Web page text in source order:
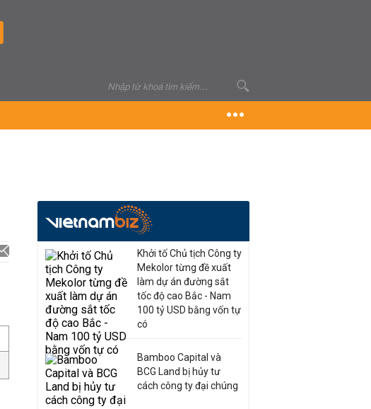
Khởi tố Chủ tịch Công ty
Mekolor từng đề xuất
làm dự án đường sắt
tốc độ cao Bắc - Nam
100 tỷ USD bằng vốn tự
có
Bamboo Capital và
BCG Land bị hủy tư
cách công ty đại chúng